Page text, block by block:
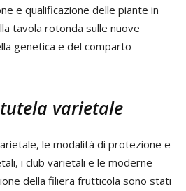
e qualificazione delle piante in
tavola rotonda sulle nuove
genetica e del comparto
varietale
le modalità di protezione e
i club varietali e le moderne
della filiera frutticola sono stati